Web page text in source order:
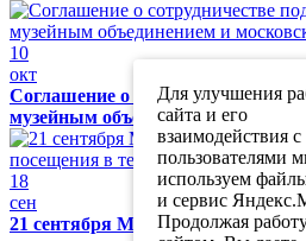
10
окт
Соглашение о сотрудничестве
музейным объединением и
18
сен
21 сентября Музей обороны Тулы
Для улучшения
сайта и его
взаимодействия с
пользователями
используем
и сервис
Продолжая